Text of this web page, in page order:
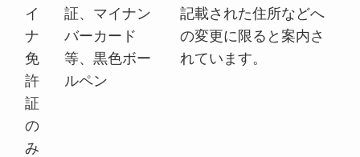
イ
ナ
免
許
証
の
み
証、マイナン
バーカード
等、黒色ボー
ルペン
記載された住所などへ
の変更に限ると案内さ
れています。